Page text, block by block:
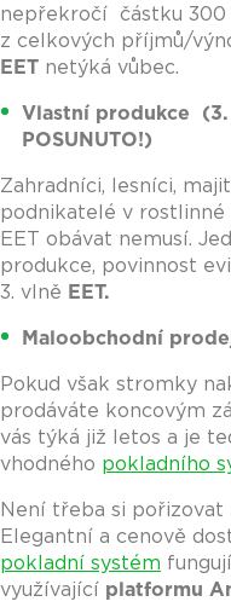
nepřekročí částku 300
z celkových příjmů/
EET netýká vůbec.
Vlastní produkce (3.
POSUNUTO!)
Zahradníci, lesníci,
podnikatelé v rostlinné
EET obávat nemusí.
produkce, povinnost
3. vlně EET.
Maloobchodní
Pokud však stromky
prodáváte koncovým
vás týká již letos a je
vhodného pokladního
Není třeba si pořizovat
Elegantní a cenově
pokladní systém
využívající platformu